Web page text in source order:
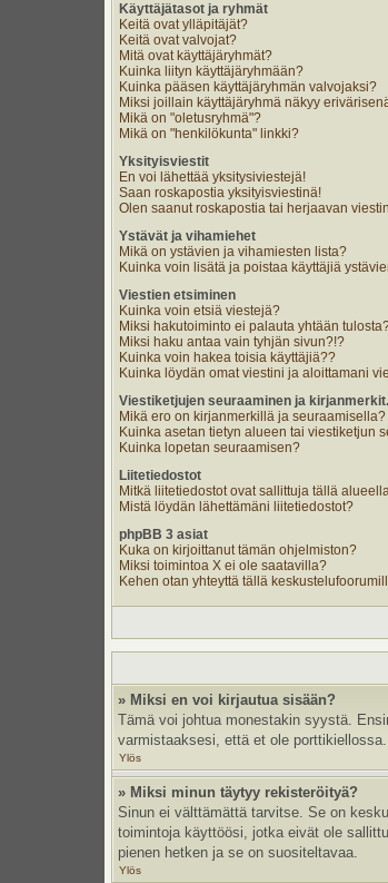
Käyttäjätasot ja ryhmät
Keitä ovat ylläpitäjät?
Keitä ovat valvojat?
Mitä ovat käyttäjäryhmät?
Kuinka liityn käyttäjäryhmään?
Kuinka pääsen käyttäjäryhmän valvojaksi?
Miksi joillain käyttäjäryhmä näkyy
Mikä on "oletusryhmä"?
Mikä on "henkilökunta" linkki?
Yksityisviestit
En voi lähettää yksitysiviestejä!
Saan roskapostia yksityisviestinä!
Olen saanut roskapostia tai herjaavan
Ystävät ja vihamiehet
Mikä on ystävien ja vihamiesten lista?
Kuinka voin lisätä ja poistaa käyttäjiä
Viestien etsiminen
Kuinka voin etsiä viestejä?
Miksi hakutoiminto ei palauta yhtään
Miksi haku antaa vain tyhjän sivun?!?
Kuinka voin hakea toisia käyttäjiä??
Kuinka löydän omat viestini ja aloittamani
Viestiketjujen seuraaminen ja kirjanmerkit.
Mikä ero on kirjanmerkillä ja seuraamisella?
Kuinka asetan tietyn alueen tai viestiketjun
Kuinka lopetan seuraamisen?
Liitetiedostot
Mitkä liitetiedostot ovat sallittuja tällä
Mistä löydän lähettämäni liitetiedostot?
phpBB 3 asiat
Kuka on kirjoittanut tämän ohjelmiston?
Miksi toimintoa X ei ole saatavilla?
Kehen otan yhteyttä tällä
» Miksi en voi kirjautua sisään?
Tämä voi johtua monestakin syystä.
varmistaaksesi, että et ole
Ylös
» Miksi minun täytyy rekisteröityä?
Sinun ei välttämättä tarvitse. Se on
toimintoja käyttöösi, jotka eivät ole
pienen hetken ja se on suositeltavaa.
Ylös